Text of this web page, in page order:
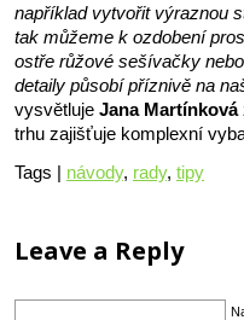
například vytvořit výraznou
tak můžeme k ozdobení
ostře růžové sešívačky
detaily působí příznivě na
vysvětluje Jana Martínková
trhu zajišťuje komplexní
Tags | návody, rady, tipy
Leave a Reply